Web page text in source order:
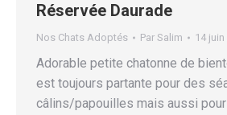
Réservée Daurade
Nos Chats Adoptés Par Salim 14 juin
Adorable petite chatonne de
est toujours partante pour des
câlins/papouilles mais aussi